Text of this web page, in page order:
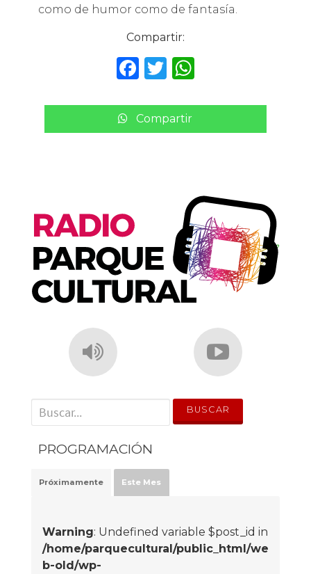
como de humor como de fantasía.
Compartir:
F
c
e
T
it
te
W
a
ts
p
Compartir
' . __('Search for:') . '
PROGRAMACIÓN
Próximamente Este Mes
Warning: Undefined variable $post_id in
/home/parquecultural/public_html/we
b-old/wp-